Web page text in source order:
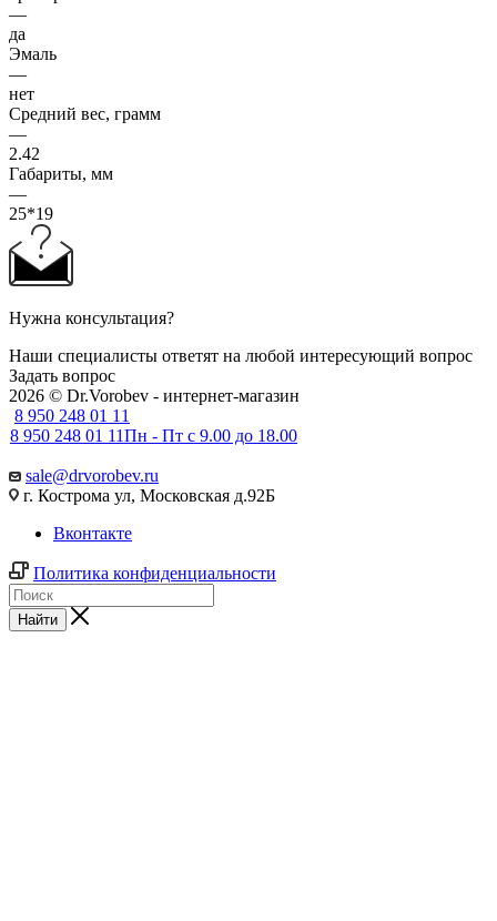
—
да
Эмаль
—
нет
Средний вес, грамм
—
2.42
Габариты, мм
—
25*19
Нужна консультация?
Наши специалисты ответят на любой интересующий вопрос
Задать вопрос
2026 © Dr.Vorobev - интернет-магазин
8 950 248 01 11
8 950 248 01 11Пн - Пт с 9.00 до 18.00
sale@drvorobev.ru
г. Кострома ул, Московская д.92Б
Вконтакте
Политика конфиденциальности
Найти